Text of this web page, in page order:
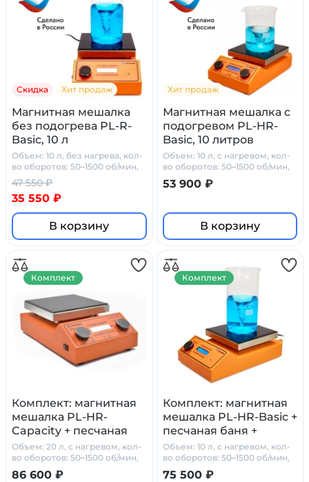
Скидка Хит продаж
Магнитная мешалка
без подогрева PL-R-
Basic, 10 л
Объем: 10 л, без нагрева, кол-
во оборотов: 50–1500 об/мин,
стеклокерамика
47 550 ₽
35 550 ₽
В корзину
Хит продаж
Магнитная мешалка с
подогревом PL-HR-
Basic, 10 литров
Объем: 10 л, с нагревом, кол-
во оборотов: 50–1500 об/мин,
стеклокерамика
53 900 ₽
В корзину
Комплект: магнитная
мешалка PL-HR-
Capacity + песчаная
баня + PT1000 +
штатив Primelab
Объем: 20 л, с нагревом, кол-
во оборотов: 50–1500 об/мин,
стеклокерамика
86 600 ₽
Комплект
Комплект: магнитная
мешалка PL-HR-Basic +
песчаная баня +
PT1000 + штатив
Primelab
Объем: 10 л, с нагревом, кол-
во оборотов: 50–1500 об/мин,
стеклокерамика
75 500 ₽
Комплект